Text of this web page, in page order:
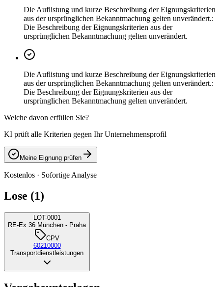
Die Auflistung und kurze Beschreibung der Eignungskriterien
aus der ursprünglichen Bekanntmachung gelten unverändert.:
Die Beschreibung der Eignungskriterien aus der
ursprünglichen Bekanntmachung gelten unverändert.
Die Auflistung und kurze Beschreibung der Eignungskriterien
aus der ursprünglichen Bekanntmachung gelten unverändert.:
Die Beschreibung der Eignungskriterien aus der
ursprünglichen Bekanntmachung gelten unverändert.
Welche davon erfüllen Sie?
KI prüft alle Kriterien gegen Ihr Unternehmensprofil
Meine Eignung prüfen
Kostenlos · Sofortige Analyse
Lose (1)
LOT-0001
RE-Ex 36 München - Praha
CPV
60210000
Transportdienstleistungen